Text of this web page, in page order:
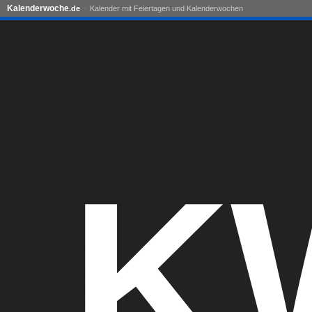
Kalenderwoche.de Kalender mit Feiertagen und Kalenderwochen